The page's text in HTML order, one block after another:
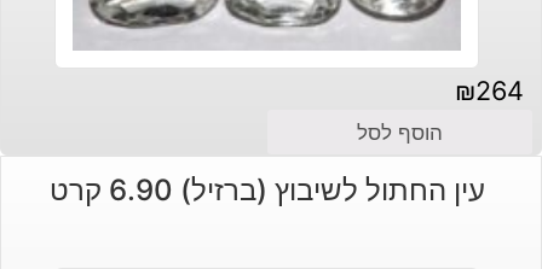
₪264
הוסף לסל
עין החתול לשיבוץ (ברזיל) 6.90 קרט